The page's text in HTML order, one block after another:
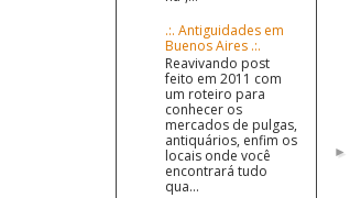
.:. Antiguidades em
Buenos Aires .:.
Reavivando post
feito em 2011 com
um roteiro para
conhecer os
mercados de pulgas,
antiquários, enfim os
locais onde você
encontrará tudo
qua...
►